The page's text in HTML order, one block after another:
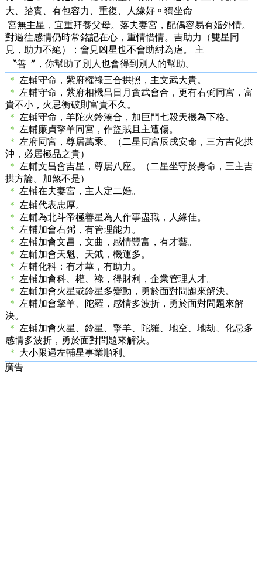
大、踏實、有包容力、重復、人緣好 。 獨坐命
宮無主星，宜重拜養父母。落夫妻宮，配偶容易有婚外情。
對過往感情仍時常銘記在心，重情惜情。吉助力（雙星同
見，助力不絕）；會見凶星也不會助紂為虐。 主
〝善〞，你幫助了別人也會得到別人的幫助。
＊ 左輔守命，紫府權祿三合拱照，主文武大貴。
＊ 左輔守命，紫府相機昌日月貪武會合，更有右弼同宮，富
貴不小，火忌衝破則富貴不久。
＊ 左輔守命，羊陀火鈴湊合，加巨門七殺天機為下格。
＊ 左輔廉貞擎羊同宮，作盜賊且主遭傷。
＊ 左府同宮，尊居萬乘。（二星同宮辰戌安命，三方吉化拱
沖，必居極品之貴）
＊ 左輔文昌會吉星，尊居八座。（二星坐守於身命，三主吉
拱方論。加煞不是）
＊ 左輔在夫妻宮，主人定二婚。
＊ 左輔代表忠厚。
＊ 左輔為北斗帝極善星為人作事盡職，人緣佳。
＊ 左輔加會右弼，有管理能力。
＊ 左輔加會文昌，文曲，感情豐富，有才藝。
＊ 左輔加會天魁、天鉞，機運多。
＊ 左輔化科：有才華，有助力。
＊ 左輔加會科、權、祿，得財利，企業管理人才。
＊ 左輔加會火星或鈴星多變動，勇於面對問題來解決。
＊ 左輔加會擎羊、陀羅，感情多波折，勇於面對問題來解
決。
＊ 左輔加會火星、鈴星、擎羊、陀羅、地空、地劫、化忌多
感情多波折，勇於面對問題來解決。
＊ 大小限遇左輔星事業順利。
廣告